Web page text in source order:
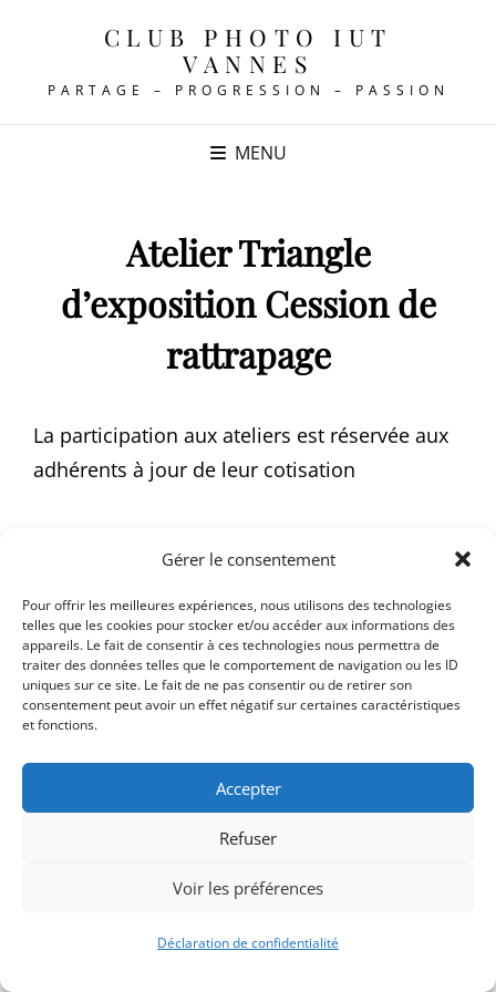
Gérer le consentement
Pour offrir les meilleures expériences, nous utilisons des technologies
telles que les cookies pour stocker et/ou accéder aux informations des
appareils. Le fait de consentir à ces technologies nous permettra de
traiter des données telles que le comportement de navigation ou les ID
uniques sur ce site. Le fait de ne pas consentir ou de retirer son
consentement peut avoir un effet négatif sur certaines caractéristiques
et fonctions.
Accepter
Refuser
Voir les préférences
Déclaration de confidentialité
CLUB PHOTO IUT
VANNES
PARTAGE – PROGRESSION – PASSION
MENU
Atelier Triangle
d’exposition Cession de
rattrapage
La participation aux ateliers est réservée aux
adhérents à jour de leur cotisation
Signify-Child By Club Photo IUT Vannes @2025